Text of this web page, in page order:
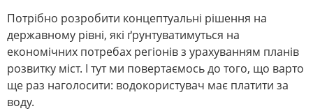
Потрібно розробити концептуальні рішення на
державному рівні, які ґрунтуватимуться на
економічних потребах регіонів з урахуванням планів
розвитку міст. І тут ми повертаємось до того, що варто
ще раз наголосити: водокористувач має платити за
воду.